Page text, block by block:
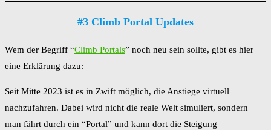
#3 Climb Portal Updates
Wem der Begriff “Climb Portals” noch neu sein sollte, gibt es hier
eine Erklärung dazu:
Seit Mitte 2023 ist es in Zwift möglich, die Anstiege virtuell
nachzufahren. Dabei wird nicht die reale Welt simuliert, sondern
man fährt durch ein “Portal” und kann dort die Steigung